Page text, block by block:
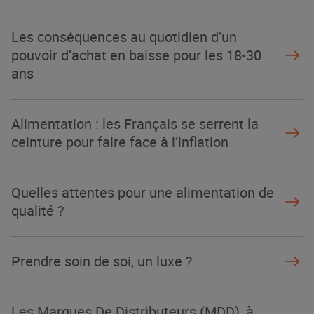
Les conséquences au quotidien d’un
pouvoir d’achat en baisse pour les 18-30
ans
Alimentation : les Français se serrent la
ceinture pour faire face à l’inflation
Quelles attentes pour une alimentation de
qualité ?
Prendre soin de soi, un luxe ?